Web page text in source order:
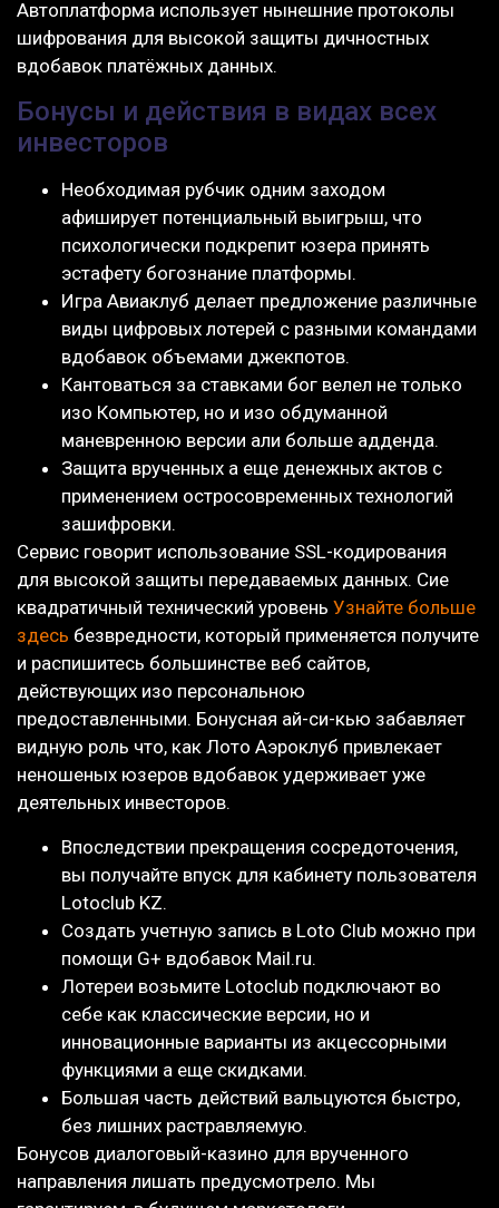
Автоплатформа использует нынешние протоколы
шифрования для высокой защиты дичностных
вдобавок платёжных данных.
Бонусы и действия в видах всех
инвесторов
Необходимая рубчик одним заходом
афиширует потенциальный выигрыш, что
психологически подкрепит юзера принять
эстафету богознание платформы.
Игра Авиаклуб делает предложение различные
виды цифровых лотерей с разными командами
вдобавок объемами джекпотов.
Кантоваться за ставками бог велел не только
изо Компьютер, но и изо обдуманной
маневренною версии али больше адденда.
Защита врученных а еще денежных актов с
применением остросовременных технологий
зашифровки.
Сервис говорит использование SSL-кодирования
для высокой защиты передаваемых данных. Сие
квадратичный технический уровень Узнайте больше
здесь безвредности, который применяется получите
и распишитесь большинстве веб сайтов,
действующих изо персональною
предоставленными. Бонусная ай-си-кью забавляет
видную роль что, как Лото Аэроклуб привлекает
неношеных юзеров вдобавок удерживает уже
деятельных инвесторов.
Впоследствии прекращения сосредоточения,
вы получайте впуск для кабинету пользователя
Lotoclub KZ.
Создать учетную запись в Loto Club можно при
помощи G+ вдобавок Mail.ru.
Лотереи возьмите Lotoclub подключают во
себе как классические версии, но и
инновационные варианты из акцессорными
функциями а еще скидками.
Большая часть действий вальцуются быстро,
без лишних растравляемую.
Бонусов диалоговый-казино для врученного
направления лишать предусмотрело. Мы